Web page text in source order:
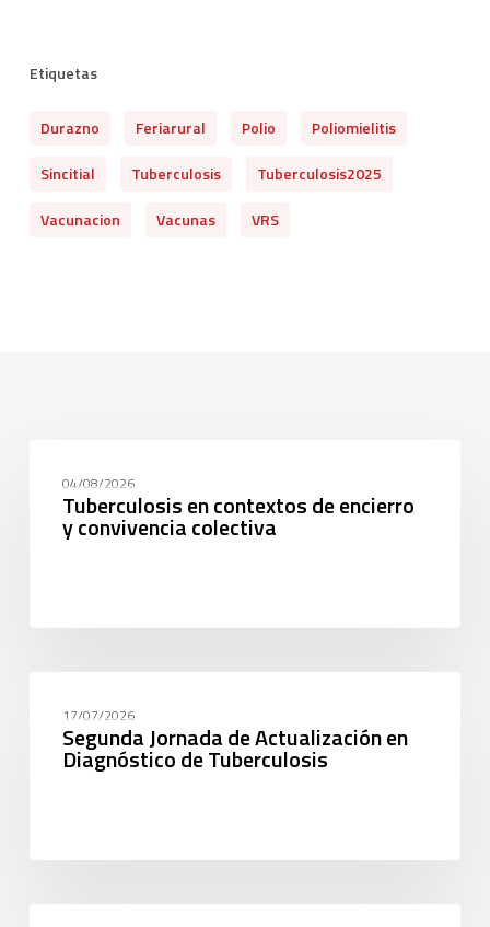
Etiquetas
Durazno Feriarural Polio
Poliomielitis
Sincitial
Tuberculosis
Tuberculosis2025
Vacunacion
Vacunas VRS
CAPACITACIÓN
04/08/2026
Tuberculosis en contextos de encierro
y convivencia colectiva
CAPACITACIÓN
17/07/2026
Segunda Jornada de Actualización en
Diagnóstico de Tuberculosis